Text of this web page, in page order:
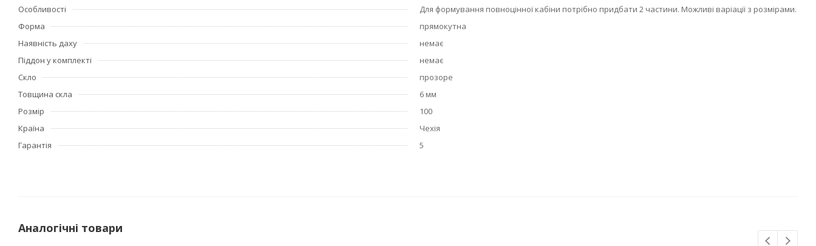
Особливості
Для формування повноцінної кабіни потрібно придбати 2 частини. Можливі варіації з розмірами.
Форма
прямокутна
Наявність даху
немає
Піддон у комплекті
немає
Скло
прозоре
Товщина скла
6 мм
Розмір
100
Країна
Чехія
Гарантія
5
Аналогічні товари